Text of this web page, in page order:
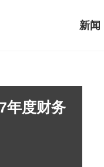
新闻
年度财务